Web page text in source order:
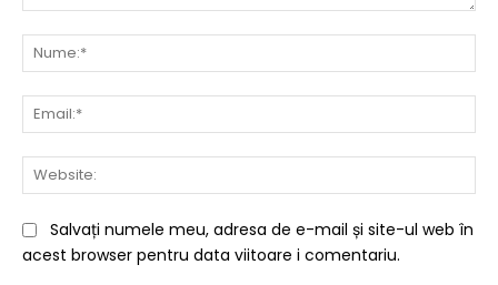
Salvați numele meu, adresa de e-mail și site-ul web în
acest browser pentru data viitoare i comentariu.